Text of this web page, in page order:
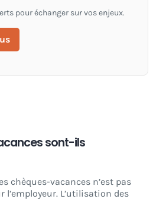
pour échanger sur vos enjeux.
sont-ils
chèques-vacances n’est pas
L’utilisation des